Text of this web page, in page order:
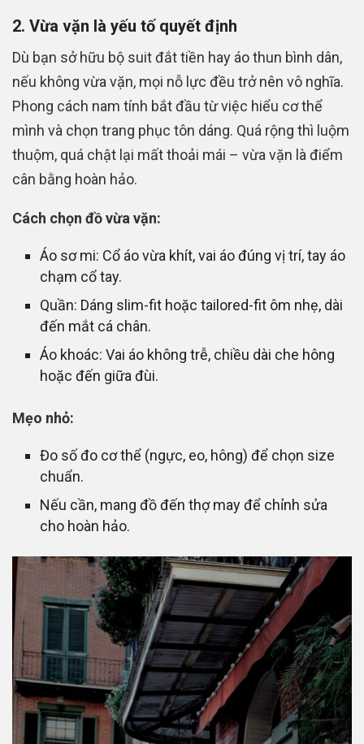
2. Vừa vặn là yếu tố quyết định
Dù bạn sở hữu bộ suit đắt tiền hay áo thun bình dân,
nếu không vừa vặn, mọi nỗ lực đều trở nên vô nghĩa.
Phong cách nam tính bắt đầu từ việc hiểu cơ thể
mình và chọn trang phục tôn dáng. Quá rộng thì luộm
thuộm, quá chật lại mất thoải mái – vừa vặn là điểm
cân bằng hoàn hảo.
Cách chọn đồ vừa vặn:
Áo sơ mi: Cổ áo vừa khít, vai áo đúng vị trí, tay áo
chạm cổ tay.
Quần: Dáng slim-fit hoặc tailored-fit ôm nhẹ, dài
đến mắt cá chân.
Áo khoác: Vai áo không trễ, chiều dài che hông
hoặc đến giữa đùi.
Mẹo nhỏ:
Đo số đo cơ thể (ngực, eo, hông) để chọn size
chuẩn.
Nếu cần, mang đồ đến thợ may để chỉnh sửa
cho hoàn hảo.